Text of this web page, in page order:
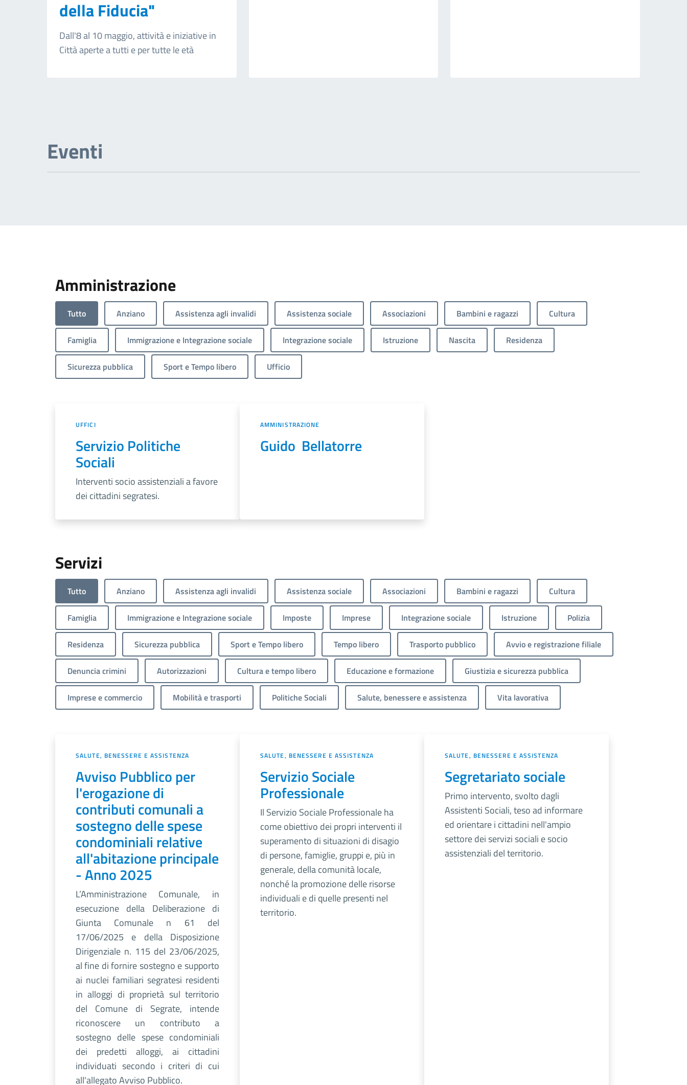
della Fiducia"
Dall'8 al 10 maggio, attività e iniziative in
Città aperte a tutti e per tutte le età
Eventi
Amministrazione
Tutto Anziano Assistenza agli invalidi Assistenza sociale Associazioni Bambini e ragazzi Cultura
Famiglia Immigrazione e Integrazione sociale Integrazione sociale Istruzione Nascita Residenza
Sicurezza pubblica Sport e Tempo libero Ufficio
UFFICI
Servizio Politiche
Sociali
Interventi socio assistenziali a favore
dei cittadini segratesi.
AMMINISTRAZIONE
Guido Bellatorre
Servizi
Tutto Anziano Assistenza agli invalidi Assistenza sociale Associazioni Bambini e ragazzi Cultura
Famiglia Immigrazione e Integrazione sociale Imposte Imprese Integrazione sociale Istruzione Polizia
Residenza Sicurezza pubblica Sport e Tempo libero Tempo libero Trasporto pubblico Avvio e registrazione filiale
Denuncia crimini Autorizzazioni Cultura e tempo libero Educazione e formazione Giustizia e sicurezza pubblica
Imprese e commercio Mobilità e trasporti Politiche Sociali Salute, benessere e assistenza Vita lavorativa
SALUTE, BENESSERE E ASSISTENZA
Avviso Pubblico per
l'erogazione di
contributi comunali a
sostegno delle spese
condominiali relative
all'abitazione principale
- Anno 2025
L’Amministrazione Comunale, in
esecuzione della Deliberazione di
Giunta Comunale n 61 del
17/06/2025 e della Disposizione
Dirigenziale n. 115 del 23/06/2025,
al fine di fornire sostegno e supporto
ai nuclei familiari segratesi residenti
in alloggi di proprietà sul territorio
del Comune di Segrate, intende
riconoscere un contributo a
sostegno delle spese condominiali
dei predetti alloggi, ai cittadini
individuati secondo i criteri di cui
all'allegato Avviso Pubblico.
SALUTE, BENESSERE E ASSISTENZA
Servizio Sociale
Professionale
Il Servizio Sociale Professionale ha
come obiettivo dei propri interventi il
superamento di situazioni di disagio
di persone, famiglie, gruppi e, più in
generale, della comunità locale,
nonché la promozione delle risorse
individuali e di quelle presenti nel
territorio.
SALUTE, BENESSERE E ASSISTENZA
Segretariato sociale
Primo intervento, svolto dagli
Assistenti Sociali, teso ad informare
ed orientare i cittadini nell'ampio
settore dei servizi sociali e socio
assistenziali del territorio.